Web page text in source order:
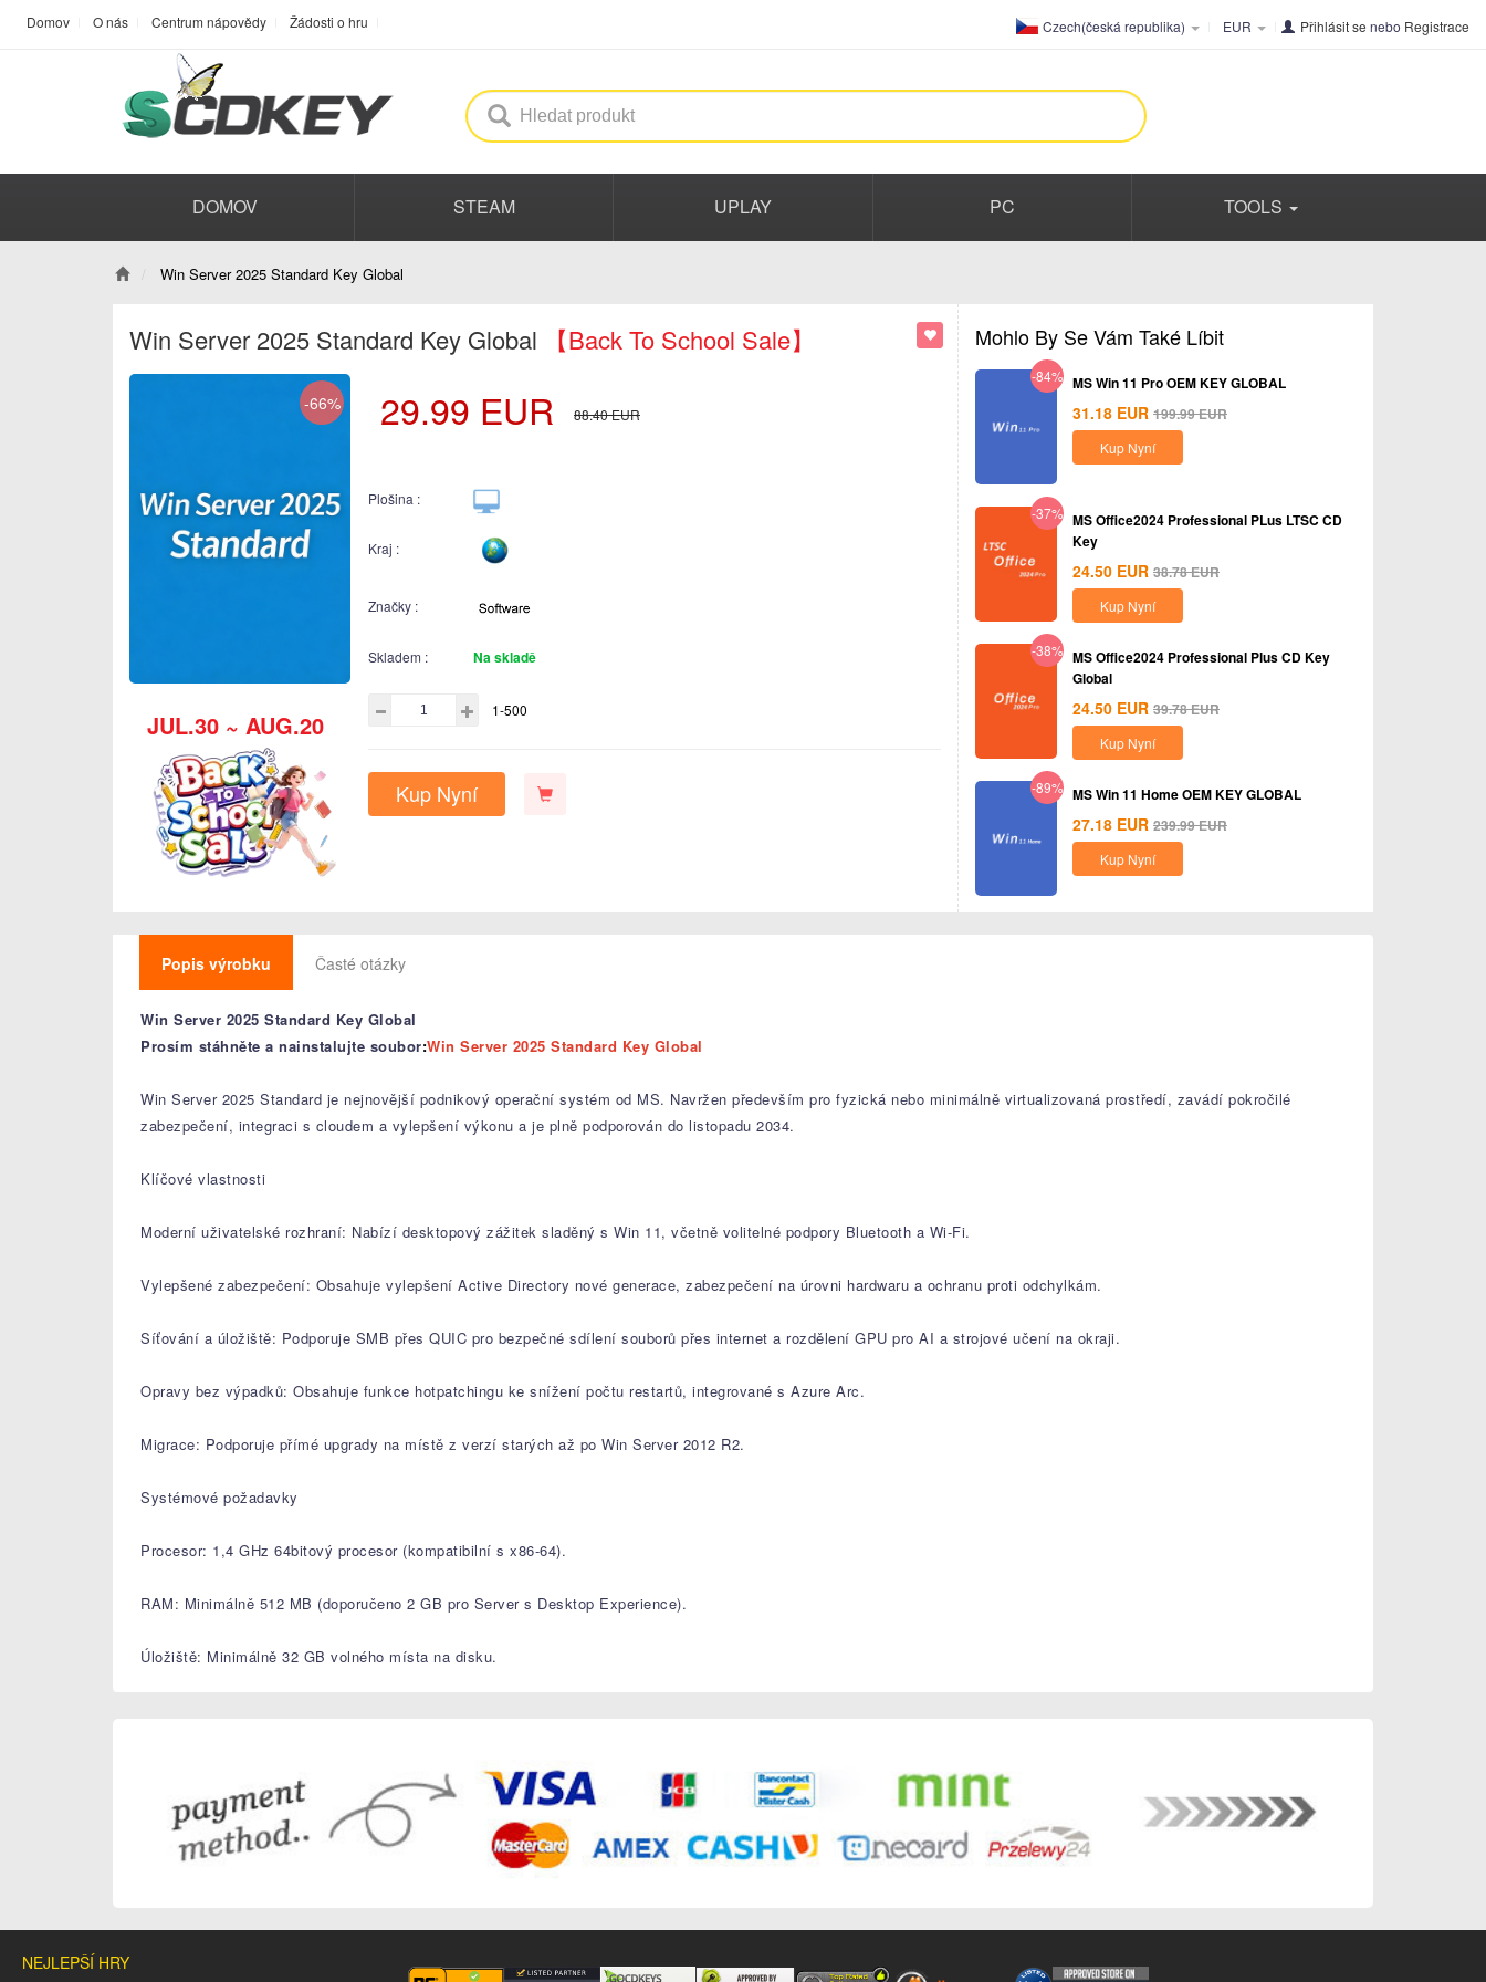
Domov O nás Centrum nápovědy Žádosti o hru Czech(česká republika) EUR Přihlásit se nebo Registrace
DOMOV STEAM UPLAY PC TOOLS
Win Server 2025 Standard Key Global
Win Server 2025 Standard Key Global 【Back To School Sale】
-66%
JUL.30 ~ AUG.20
29.99 EUR 88.40EUR
Plošina :
Kraj :
Značky :
Skladem : Na skladě
1-500
Kup Nyní
Mohlo By Se Vám Také Líbit
-84% MS Win 11 Pro OEM KEY GLOBAL
31.18 EUR 199.99EUR
Kup Nyní
-37% MS Office2024 Professional PLus LTSC CD
Key
24.50 EUR 38.78EUR
Kup Nyní
-38% MS Office2024 Professional Plus CD Key
Global
24.50 EUR 39.78EUR
Kup Nyní
-89% MS Win 11 Home OEM KEY GLOBAL
27.18 EUR 239.99EUR
Kup Nyní
Popis výrobku Časté otázky
Win Server 2025 Standard Key Global
Prosím stáhněte a nainstalujte soubor:Win Server 2025 Standard Key Global
Win Server 2025 Standard je nejnovější podnikový operační systém od MS. Navržen především pro fyzická nebo minimálně virtualizovaná prostředí, zavádí pokročilé
zabezpečení, integraci s cloudem a vylepšení výkonu a je plně podporován do listopadu 2034.
Klíčové vlastnosti
Moderní uživatelské rozhraní: Nabízí desktopový zážitek sladěný s Win 11, včetně volitelné podpory Bluetooth a Wi-Fi.
Vylepšené zabezpečení: Obsahuje vylepšení Active Directory nové generace, zabezpečení na úrovni hardwaru a ochranu proti odchylkám.
Síťování a úložiště: Podporuje SMB přes QUIC pro bezpečné sdílení souborů přes internet a rozdělení GPU pro AI a strojové učení na okraji.
Opravy bez výpadků: Obsahuje funkce hotpatchingu ke snížení počtu restartů, integrované s Azure Arc.
Migrace: Podporuje přímé upgrady na místě z verzí starých až po Win Server 2012 R2.
Systémové požadavky
Procesor: 1,4 GHz 64bitový procesor (kompatibilní s x86-64).
RAM: Minimálně 512 MB (doporučeno 2 GB pro Server s Desktop Experience).
Úložiště: Minimálně 32 GB volného místa na disku.
NEJLEPŠÍ HRY